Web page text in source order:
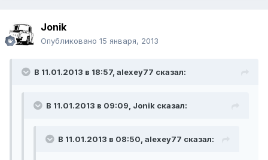
Jonik
Опубликовано 15 января, 2013
В 11.01.2013 в 18:57, alexey77 сказал:
В 11.01.2013 в 09:09, Jonik сказал:
В 11.01.2013 в 08:50, alexey77 сказал: